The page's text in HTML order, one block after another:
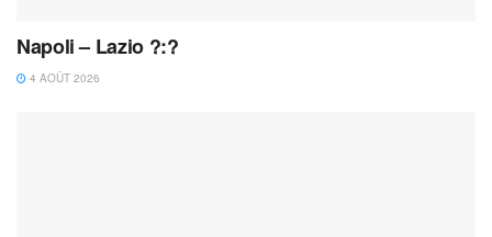
Napoli – Lazio ?:?
4 AOÛT 2026